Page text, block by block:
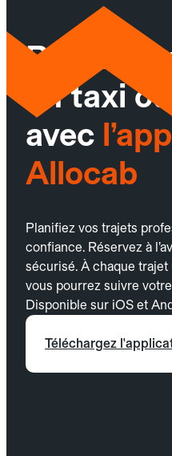
un taxi
avec
Allocab
Planifiez vos trajets
confiance. Réservez à
sécurisé. À chaque
vous pourrez suivre
Disponible sur iOS et
Téléchargez